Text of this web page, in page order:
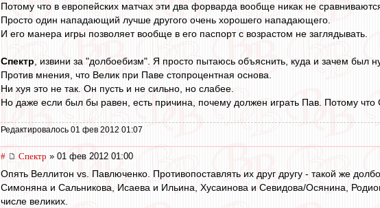
Потому что в европейских матчах эти два форварда вообще никак не
Просто один нападающий лучше другого очень хорошего нападающего.
И его манера игры позволяет вообще в его паспорт с возрастом не заглядывать.
Спектр, извини за "долбоебизм". Я просто пытаюсь объяснить, куда и зачем был
Против мнения, что Велик при Паве стопроцентная основа.
Ни хуя это не так. Он пусть и не сильно, но слабее.
Но даже если был бы равен, есть причина, почему должен играть Пав. Потому
Редактировалось 01 фев 2012 01:07
# Спектр » 01 фев 2012 01:00
Опять Веллитон vs. Павлюченко. Противопоставлять их друг другу - такой же
Симоняна и Сальникова, Исаева и Ильина, Хусаинова и Севидова/Осянина,
числе великих.